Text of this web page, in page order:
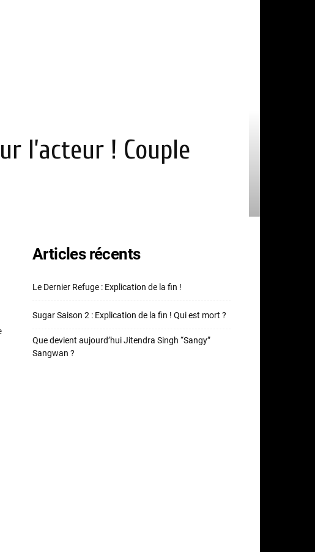
l’acteur ! Couple
Articles récents
Le Dernier Refuge : Explication de la fin !
Sugar Saison 2 : Explication de la fin ! Qui est mort ?
Que devient aujourd’hui Jitendra Singh “Sangy”
Sangwan ?